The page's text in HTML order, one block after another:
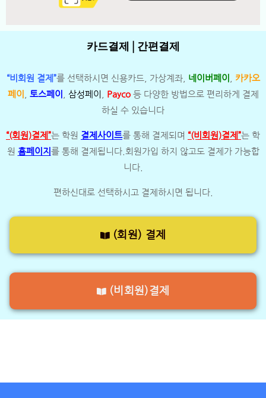
카드결제 | 간편결제
“비회원 결제”를 선택하시면 신용카드, 가상계좌, 네이버페이
카카오
페이
토스페이 삼성페이 Payco등 다양한 방법으로 편리하게 결제
하실 수 있습니다
“(회원)결제”는 학원 결제사이트를 통해 결제되며 “(비회원)결제”는 학
원 홈페이지 를 통해 결제됩니다.회원가입 하지 않고도 결제가 가능합
니다.
편하신대로 선택하시고 결제하시면 됩니다.
(회원) 결제
(비회원)결제